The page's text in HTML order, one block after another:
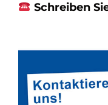
Schreiben